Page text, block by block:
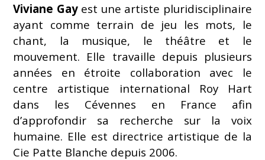
Viviane Gayest une artiste pluridisciplinaire
ayant comme terrain de jeu les mots, le
chant, la musique, le théâtre et le
mouvement. Elle travaille depuis plusieurs
années en étroite collaboration avec le
centre artistique international Roy Hart
dans les Cévennes en France afin
d’approfondir sa recherche sur la voix
humaine. Elle est directrice artistique de la
Cie Patte Blanche depuis 2006.